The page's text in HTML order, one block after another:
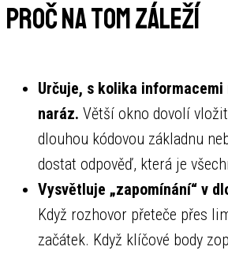
Proč na tom záleží
Určuje, s kolika informacemi
naráz. Větší okno dovolí
dlouhou kódovou základnu
dostat odpověď, která je
Vysvětluje „zapomínání“ v
Když rozhovor přeteče přes
začátek. Když klíčové body